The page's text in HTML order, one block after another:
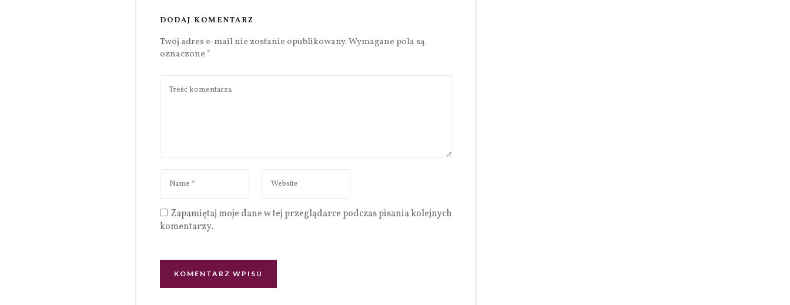
DODAJ KOMENTARZ
Twój adres e-mail nie zostanie opublikowany.Wymagane pola są
oznaczone *
Zapamiętaj moje dane w tej przeglądarce podczas pisania kolejnych
komentarzy.